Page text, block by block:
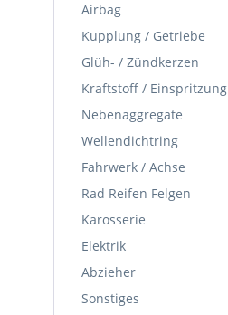
Airbag
Kupplung / Getriebe
Glüh- / Zündkerzen
Kraftstoff / Einspritzung
Nebenaggregate
Wellendichtring
Fahrwerk / Achse
Rad Reifen Felgen
Karosserie
Elektrik
Abzieher
Sonstiges